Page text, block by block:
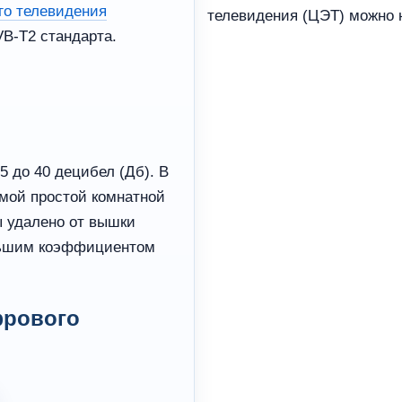
телевидения
T2 стандарта.
до 40 децибел (Дб). В
простой комнатной
удалено от вышки
коэффициентом
телевидения (ЦЭТ)